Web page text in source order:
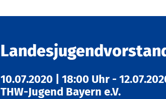
10.07.2020 18:00 Uhr -
THW-Jugend Bayern e.V.